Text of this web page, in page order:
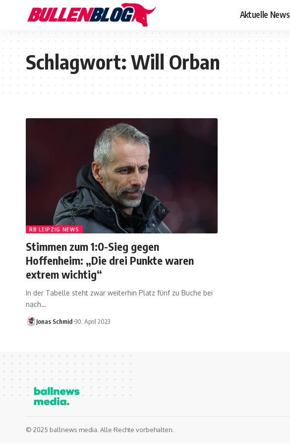
Aktuelle News
Schlagwort:Will Orban
RB LEIPZIG NEWS
Stimmen zum 1:0-Sieg gegen
Hoffenheim: „Die drei Punkte waren
extrem wichtig“
In der Tabelle steht zwar weiterhin Platz fünf zu Buche bei
nach…
Jonas Schmid 30. April 2023
© 2025 ballnews media. Alle Rechte vorbehalten.